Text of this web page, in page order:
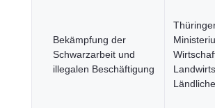
Bekämpfung der
Schwarzarbeit und
illegalen Beschäftigung